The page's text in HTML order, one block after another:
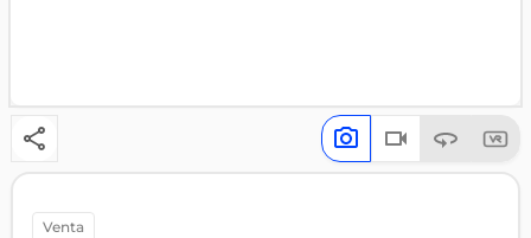
venta